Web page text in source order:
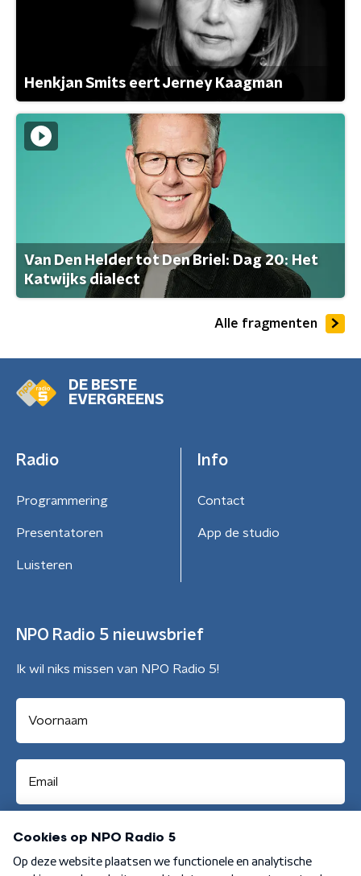
Henkjan Smits eert Jerney Kaagman
Van Den Helder tot Den Briel: Dag 20: Het
Katwijks dialect
Alle fragmenten
DE BESTE
EVERGREENS
Radio
Programmering
Presentatoren
Luisteren
Info
Contact
App de studio
NPO Radio 5 nieuwsbrief
Ik wil niks missen van NPO Radio 5!
Aanmelden